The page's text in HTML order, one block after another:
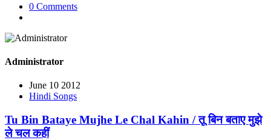
0 Comments
Administrator
June 10 2012
Hindi Songs
Tu Bin Bataye Mujhe Le Chal Kahin / तू बिन बताए मुझे
ले चल कहीं